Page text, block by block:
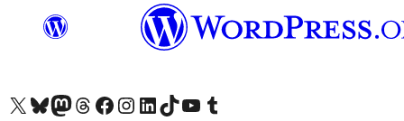
Truy cập tài khoản X (trước đây là Twitter) của chúng tôiVisit our Bluesky account
Visit our Mastodon account
Visit our Threads account
Xem trang Facebook của chúng tôiTruy cập tài khoản Instagram của chúng tôiTruy cập tài khoản LinkedIn của chúng tôiVisit our TikTok account
Truy cập kênh YouTube của chúng tôi Visit our Tumblr account